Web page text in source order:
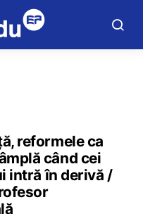
reformele ca
când cei
intră în derivă /